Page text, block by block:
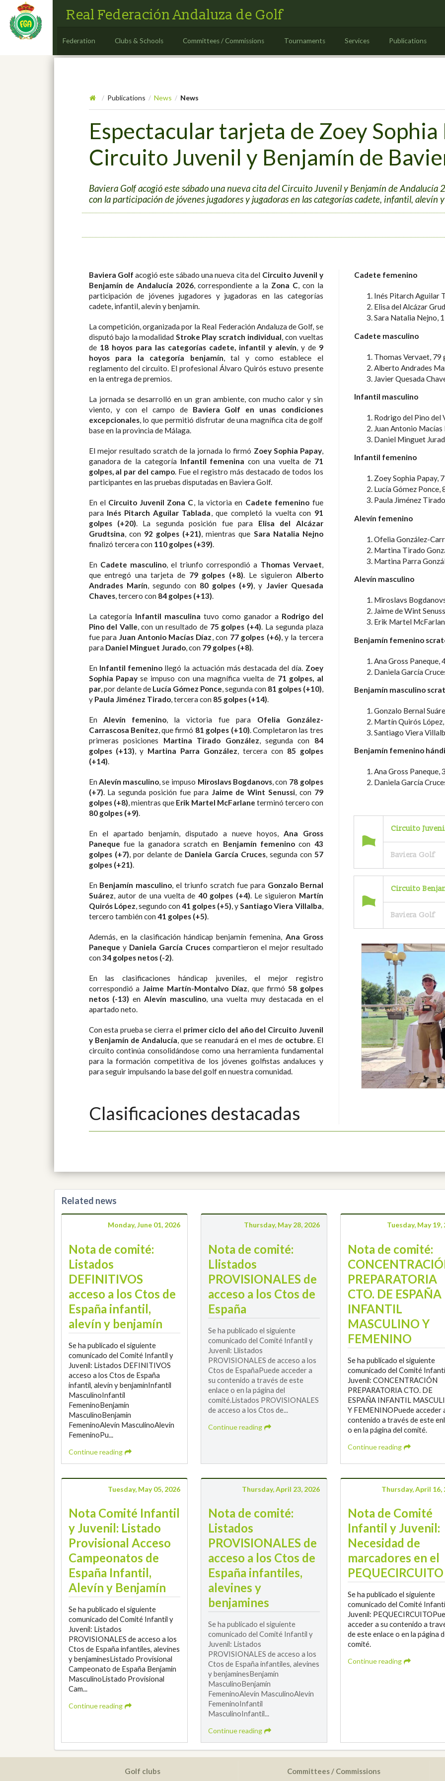
Real Federación Andaluza de Golf
Federation Clubs & Schools Committees / Commissions Tournaments Services Publications
/ Publications / News / News
Espectacular tarjeta de Zoey Sophia
Circuito Juvenil y Benjamín de
Baviera Golf acogió este sábado una nueva cita del Circuito Juvenil y Benjamín de Andalucía
con la participación de jóvenes jugadores y jugadoras en las categorías cadete, infantil, alevín
Baviera Golf acogió este sábado una nueva cita del Circuito Juvenil y
Benjamín de Andalucía 2026, correspondiente a la Zona C, con la
participación de jóvenes jugadores y jugadoras en las categorías
cadete, infantil, alevín y benjamín.
La competición, organizada por la Real Federación Andaluza de Golf, se
disputó bajo la modalidad Stroke Play scratch individual, con vueltas
de 18 hoyos para las categorías cadete, infantil y alevín, y de 9
hoyos para la categoría benjamín, tal y como establece el
reglamento del circuito. El profesional Álvaro Quirós estuvo presente
en la entrega de premios.
La jornada se desarrolló en un gran ambiente, con mucho calor y sin
viento, y con el campo de Baviera Golf en unas condiciones
excepcionales, lo que permitió disfrutar de una magnífica cita de golf
base en la provincia de Málaga.
El mejor resultado scratch de la jornada lo firmó Zoey Sophia Papay,
ganadora de la categoría Infantil femenina con una vuelta de 71
golpes, al par del campo. Fue el registro más destacado de todos los
participantes en las pruebas disputadas en Baviera Golf.
En el Circuito Juvenil Zona C, la victoria en Cadete femeninofue
para Inés Pitarch Aguilar Tablada, que completó la vuelta con 91
golpes (+20). La segunda posición fue para Elisa del Alcázar
Grudtsina, con 92 golpes (+21), mientras que Sara Natalia Nejno
finalizó tercera con 110 golpes (+39).
En Cadete masculino, el triunfo correspondió a Thomas Vervaet,
que entregó una tarjeta de 79 golpes (+8). Le siguieron Alberto
Andrades Marín, segundo con 80 golpes (+9), y Javier Quesada
Chaves, tercero con 84 golpes (+13).
La categoría Infantil masculina tuvo como ganador a Rodrigo del
Pino del Valle, con un resultado de 75 golpes (+4). La segunda plaza
fue para Juan Antonio Macías Díaz, con 77 golpes (+6), y la tercera
para Daniel Minguet Jurado, con 79 golpes (+8).
En Infantil femeninollegó la actuación más destacada del día. Zoey
Sophia Papayse impuso con una magnífica vuelta de 71 golpes, al
par, por delante de Lucía Gómez Ponce, segunda con 81 golpes (+10),
y Paula Jiménez Tirado, tercera con 85 golpes (+14).
En Alevín femenino, la victoria fue para Ofelia González-
Carrascosa Benítez, que firmó 81 golpes (+10). Completaron las tres
primeras posiciones Martina Tirado González, segunda con 84
golpes (+13), y Martina Parra González, tercera con 85 golpes
(+14).
EnAlevín masculino, se impuso Miroslavs Bogdanovs, con 78 golpes
(+7). La segunda posición fue para Jaime de Wint Senussi, con 79
golpes (+8), mientras que Erik Martel McFarlane terminó tercero con
80 golpes (+9).
En el apartado benjamín, disputado a nueve hoyos, Ana Gross
Paneque fue la ganadora scratch en Benjamín femeninocon 43
golpes (+7), por delante de Daniela García Cruces, segunda con 57
golpes (+21).
En Benjamín masculino, el triunfo scratch fue para Gonzalo Bernal
Suárez, autor de una vuelta de 40 golpes (+4). Le siguieron Martín
Quirós López, segundo con41 golpes (+5), ySantiago Viera Villalba,
tercero también con41 golpes (+5).
Además, en la clasificación hándicap benjamín femenina, Ana Gross
Paneque y Daniela García Crucescompartieron el mejor resultado
con34 golpes netos (-2).
En las clasificaciones hándicap juveniles, el mejor registro
correspondió a Jaime Martín-Montalvo Díaz, que firmó 58 golpes
netos (-13) en Alevín masculino, una vuelta muy destacada en el
apartado neto.
Con esta prueba se cierra el primer ciclo del año del Circuito Juvenil
y Benjamín de Andalucía, que se reanudará en el mes de octubre. El
circuito continúa consolidándose como una herramienta fundamental
para la formación competitiva de los jóvenes golfistas andaluces y
para seguir impulsando la base del golf en nuestra comunidad.
Clasificaciones destacadas
Cadete femenino
Inés Pitarch Aguilar
Elisa del Alcázar
Sara Natalia Nejno,
Cadete masculino
Thomas Vervaet, 79
Alberto Andrades
Javier Quesada
Infantil masculino
Rodrigo del Pino del
Juan Antonio
Daniel Minguet
Infantil femenino
Zoey Sophia Papay,
Lucía Gómez Ponce,
Paula Jiménez
Alevín femenino
Ofelia González-
Martina Tirado
Martina Parra
Alevín masculino
Miroslavs
Jaime de Wint
Erik Martel
Benjamín femenino
Ana Gross Paneque,
Daniela García
Benjamín masculino
Gonzalo Bernal
Martín Quirós
Santiago Viera
Benjamín femenino
Ana Gross Paneque,
Daniela García
Circuito
Baviera Golf
Circuito
Baviera Golf
Related news
Monday, June 01, 2026
Nota de comité:
Listados
DEFINITIVOS
acceso a los Ctos de
España infantil,
alevín y benjamín
Se ha publicado el siguiente
comunicado del Comité Infantil y
Juvenil: Listados DEFINITIVOS
acceso a los Ctos de España
infantil, alevín y benjamínInfantil
MasculinoInfantil
FemeninoBenjamín
MasculinoBenjamín
FemeninoAlevín MasculinoAlevin
FemeninoPu...
Continue reading
Thursday, May 28, 2026
Nota de comité:
Llistados
PROVISIONALES de
acceso a los Ctos de
España
Se ha publicado el siguiente
comunicado del Comité Infantil y
Juvenil: Llistados
PROVISIONALES de acceso a los
Ctos de EspañaPuede acceder a
su contenido a través de este
enlace o en la página del
comité.Listados PROVISIONALES
de acceso a los Ctos de...
Continue reading
Tuesday, May 19,
Nota de comité:
PREPARATORIA
CTO. DE ESPAÑA
INFANTIL
MASCULINO Y
FEMENINO
Se ha publicado el siguiente
comunicado del Comité
Juvenil: CONCENTRACIÓN
PREPARATORIA CTO. DE
ESPAÑA INFANTIL
Y FEMENINOPuede acceder
contenido a través de este
o en la página del comité.
Continue reading
Tuesday, May 05, 2026
Nota Comité Infantil
y Juvenil: Listado
Provisional Acceso
Campeonatos de
España Infantil,
Alevín y Benjamín
Se ha publicado el siguiente
comunicado del Comité Infantil y
Juvenil: Listados
PROVISIONALES de acceso a los
Ctos de España infantiles, alevines
y benjaminesListado Provisional
Campeonato de España Benjamín
MasculinoListado Provisional
Cam...
Continue reading
Thursday, April 23, 2026
Nota de comité:
Listados
PROVISIONALES de
acceso a los Ctos de
España infantiles,
alevines y
benjamines
Se ha publicado el siguiente
comunicado del Comité Infantil y
Juvenil: Listados
PROVISIONALES de acceso a los
Ctos de España infantiles, alevines
y benjaminesBenjamín
MasculinoBenjamín
FemeninoAlevín MasculinoAlevín
FemeninoInfantil
MasculinoInfantil...
Continue reading
Thursday, April 16,
Nota de Comité
Infantil y Juvenil:
Necesidad de
marcadores en el
PEQUECIRCUITO
Se ha publicado el siguiente
comunicado del Comité
Juvenil:
acceder a su contenido a
de este enlace o en la página
comité.
Continue reading
Golf clubs Committees / Commissions